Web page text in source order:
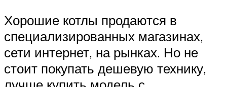
Хорошие котлы продаются в
специализированных магазинах,
сети интернет, на рынках. Но не
стоит покупать дешевую технику,